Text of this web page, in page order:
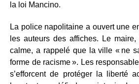
la loi Mancino.
La police napolitaine a ouvert une
les auteurs des affiches. Le
calme, a rappelé que la ville « ne
forme de racisme ». Les
s’efforcent de protéger la liberté